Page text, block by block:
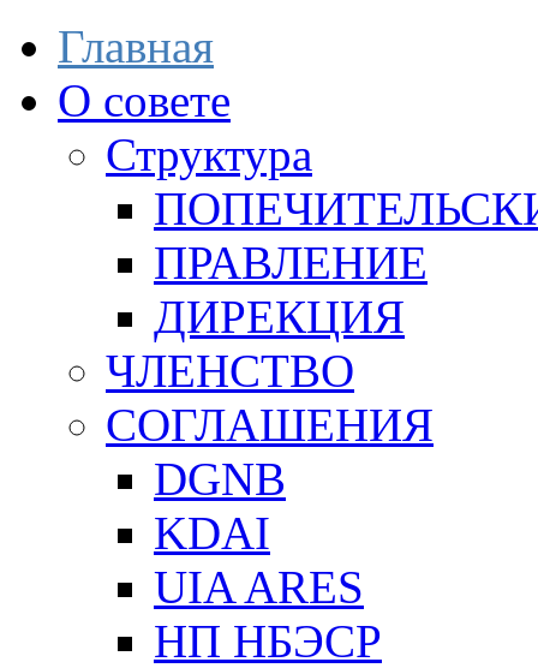
Главная
О совете
Структура
ПРАВЛЕНИЕ
ДИРЕКЦИЯ
ЧЛЕНСТВО
СОГЛАШЕНИЯ
DGNB
KDAI
UIA ARES
НП НБЭСР